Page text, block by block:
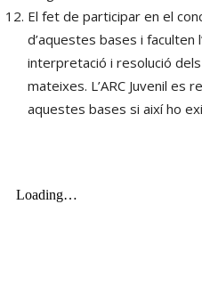
El fet de participar en el
d’aquestes bases i faculten
interpretació i resolució
mateixes. L’ARC Juvenil
aquestes bases si així ho